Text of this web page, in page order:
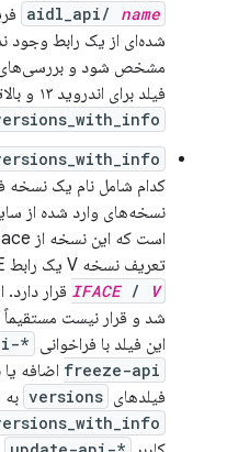
aidl_api/ name
شده‌ای از یک رابط وجود
مشخص شود و بررسی‌های
فیلد برای اندروید ۱۳ و بالاتر با
کدام شامل نام یک نسخه
تعریف نسخه V یک رابط AIDL IFACE در
IFACE/ V
شد و قرار نیست مستقیماً
این فیلد با فراخوانی *-update-api
freeze-api اضافه
فیلدهای versions